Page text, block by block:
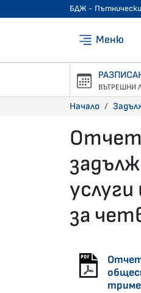
БДЖ - Пътнически
Меню
ВЪТРЕШНИ
Начало
Отчет
за